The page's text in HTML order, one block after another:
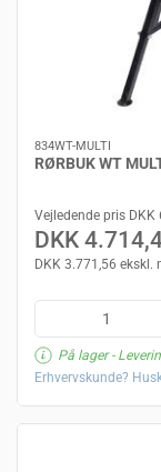
834WT-MULTI
RØRBUK WT
Vejledende pris DKK
DKK
DKK 3.771,56 ekskl.
På lager-
Erhvervskunde?